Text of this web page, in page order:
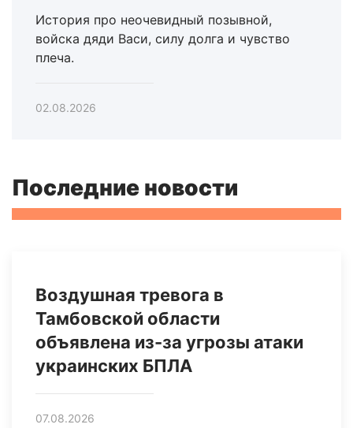
История про неочевидный позывной,
войска дяди Васи, силу долга и чувство
плеча.
02.08.2026
Последние новости
Воздушная тревога в
Тамбовской области
объявлена из-за угрозы атаки
украинских БПЛА
07.08.2026